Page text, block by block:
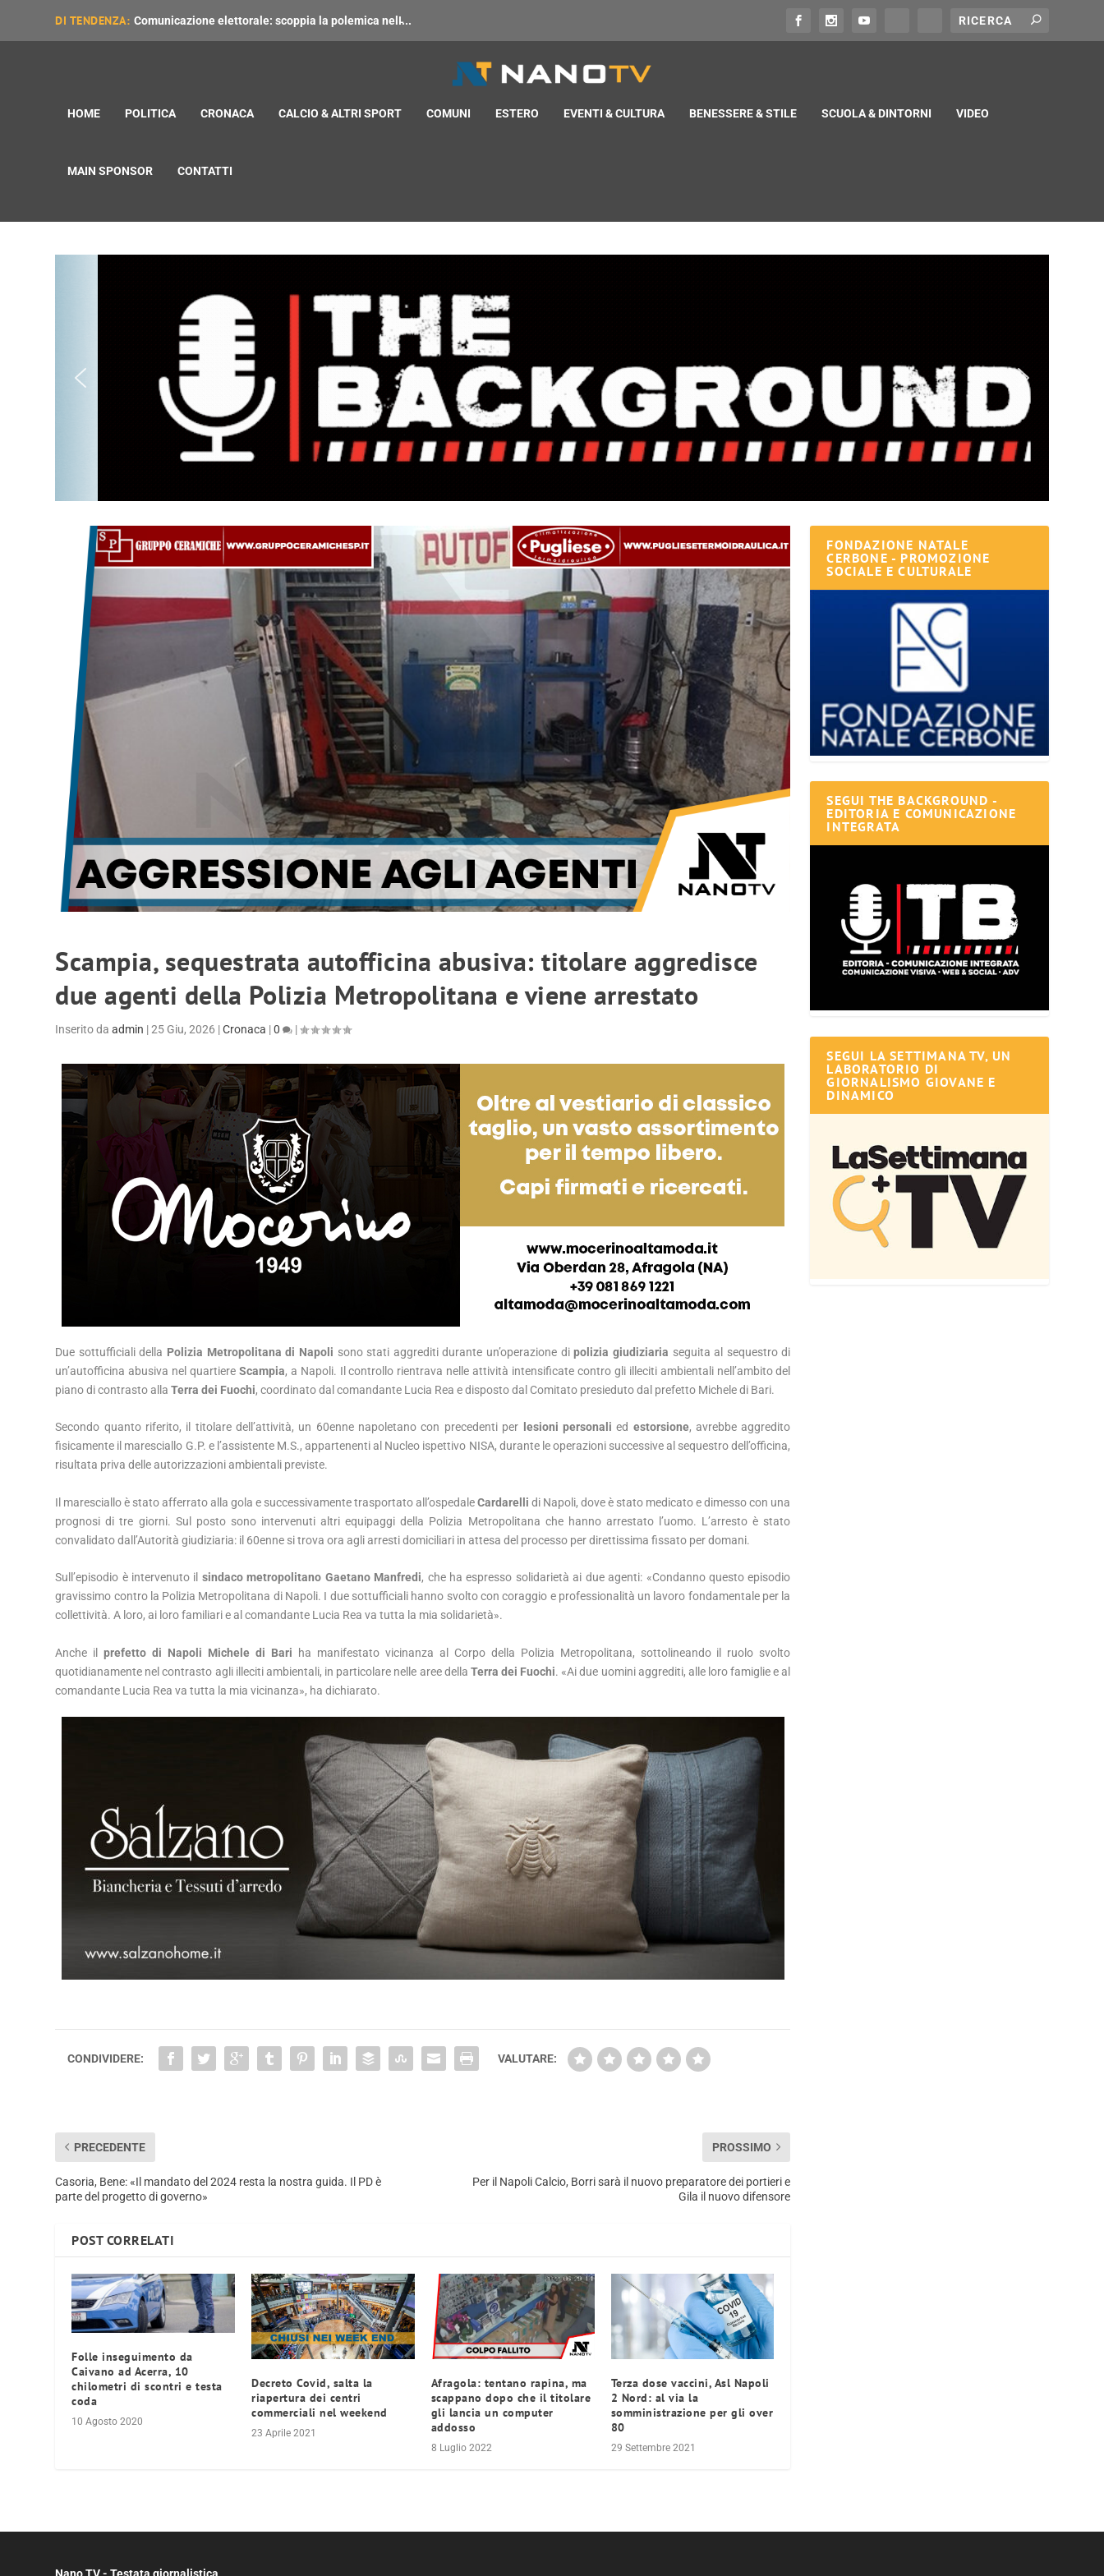
DI TENDENZA: Comunicazione elettorale: scoppia la polemica nell̵...
HOME POLITICA CRONACA CALCIO & ALTRI SPORT COMUNI ESTERO EVENTI & CULTURA BENESSERE & STILE SCUOLA & DINTORNI VIDEO
MAIN SPONSOR CONTATTI
Scampia, sequestrata autofficina abusiva: titolare aggredisce
due agenti della Polizia Metropolitana e viene arrestato
Inserito daadmin |25 Giu, 2026 |Cronaca |0 |
Due sottufficiali della Polizia Metropolitana di Napoli sono stati aggrediti durante un’operazione dipolizia giudiziaria seguita al sequestro di
un’autofficina abusiva nel quartiere Scampia, a Napoli. Il controllo rientrava nelle attività intensificate contro gli illeciti ambientali nell’ambito del
piano di contrasto allaTerra dei Fuochi, coordinato dal comandante Lucia Rea e disposto dal Comitato presieduto dal prefetto Michele di Bari.
Secondo quanto riferito, il titolare dell’attività, un 60enne napoletano con precedenti per lesioni personali ed estorsione, avrebbe aggredito
fisicamente il maresciallo G.P. e l’assistente M.S., appartenenti al Nucleo ispettivo NISA, durante le operazioni successive al sequestro dell’officina,
risultata priva delle autorizzazioni ambientali previste.
Il maresciallo è stato afferrato alla gola e successivamente trasportato all’ospedaleCardarelli di Napoli, dove è stato medicato e dimesso con una
prognosi di tre giorni. Sul posto sono intervenuti altri equipaggi della Polizia Metropolitana che hanno arrestato l’uomo. L’arresto è stato
convalidato dall’Autorità giudiziaria: il 60enne si trova ora agli arresti domiciliari in attesa del processo per direttissima fissato per domani.
Sull’episodio è intervenuto il sindaco metropolitano Gaetano Manfredi, che ha espresso solidarietà ai due agenti: «Condanno questo episodio
gravissimo contro la Polizia Metropolitana di Napoli. I due sottufficiali hanno svolto con coraggio e professionalità un lavoro fondamentale per la
collettività. A loro, ai loro familiari e al comandante Lucia Rea va tutta la mia solidarietà».
Anche ilprefetto di Napoli Michele di Bari ha manifestato vicinanza al Corpo della Polizia Metropolitana, sottolineando il ruolo svolto
quotidianamente nel contrasto agli illeciti ambientali, in particolare nelle aree della Terra dei Fuochi. «Ai due uomini aggrediti, alle loro famiglie e al
comandante Lucia Rea va tutta la mia vicinanza», ha dichiarato.
CONDIVIDERE: VALUTARE:
PRECEDENTE
Casoria, Bene: «Il mandato del 2024 resta la nostra guida. Il PD è
parte del progetto di governo»
PROSSIMO
Per il Napoli Calcio, Borri sarà il nuovo preparatore dei portieri e
Gila il nuovo difensore
POST CORRELATI
Folle inseguimento da
Caivano ad Acerra, 10
chilometri di scontri e testa
coda
10 Agosto 2020
Decreto Covid, salta la
riapertura dei centri
commerciali nel weekend
23 Aprile 2021
Afragola: tentano rapina, ma
scappano dopo che il titolare
gli lancia un computer
addosso
8 Luglio 2022
Terza dose vaccini, Asl Napoli
2 Nord: al via la
somministrazione per gli over
80
29 Settembre 2021
FONDAZIONE NATALE
CERBONE - PROMOZIONE
SOCIALE E CULTURALE
SEGUI THE BACKGROUND -
EDITORIA E COMUNICAZIONE
INTEGRATA
SEGUI LA SETTIMANA TV, UN
LABORATORIO DI
GIORNALISMO GIOVANE E
DINAMICO